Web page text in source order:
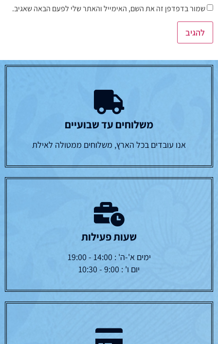
שמור בדפדפן זה את השם, האימייל והאתר שלי לפעם הבאה שאגיב.
משלוחים עד שבועיים
אנו עובדים בכל הארץ, משלוחים ממטולה לאילת
שעות פעילות
ימים א'-ה' : 14:00 - 19:00
יום ו' : 9:00 - 10:30